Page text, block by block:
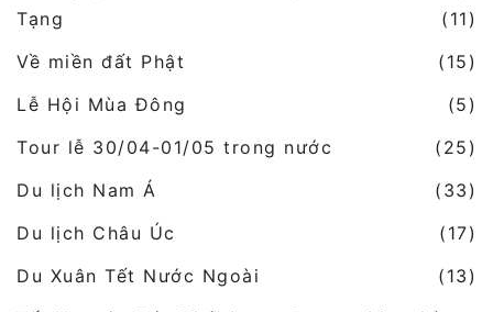
Tạng
(11)
Về miền đất Phật
(15)
Lễ Hội Mùa Đông
(5)
Tour lễ 30/04-01/05 trong nước
(25)
Du lịch Nam Á
(33)
Du lịch Châu Úc
(17)
Du Xuân Tết Nước Ngoài
(13)